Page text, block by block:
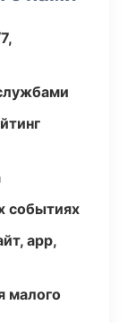
событиях
app,
малого